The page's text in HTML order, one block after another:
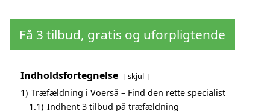
Få 3 tilbud, gratis og uforpligtende
Indholdsfortegnelse skjul
1) Træfældning i Voerså – Find den rette specialist
1.1) Indhent 3 tilbud på træfældning